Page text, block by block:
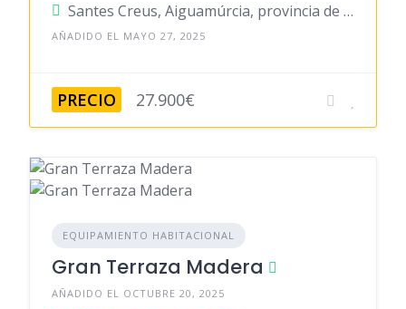
Santes Creus, Aiguamúrcia, provincia de Tarragona, España
AÑADIDO EL MAYO 27, 2025
PRECIO 27.900€
EQUIPAMIENTO HABITACIONAL
Gran Terraza Madera
AÑADIDO EL OCTUBRE 20, 2025